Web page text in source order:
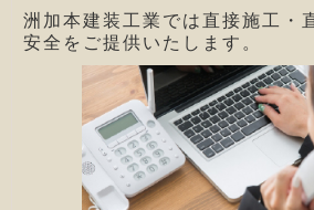
洲加本建装工業では直接施工・
安全をご提供いたします。